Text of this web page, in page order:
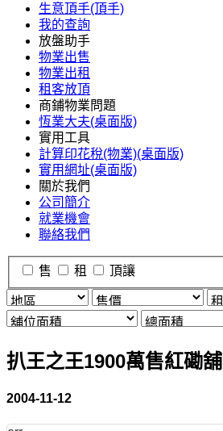
生意頂手(頂手)
我的查詢
放盤助手
物業出售
物業出租
租客放頂
商鋪物業問題
恆業大夫(桌面版)
實用工具
計算印花稅(物業)(桌面版)
實用網址(桌面版)
關於我們
公司簡介
就業機會
聯絡我們
售 租 頂讓
扒王之王1900萬售紅磡舖
2004-11-12